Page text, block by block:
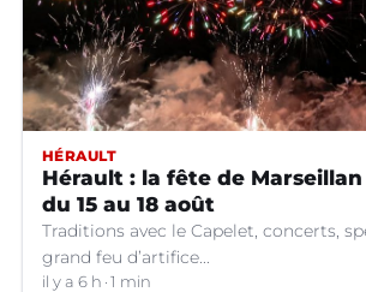
HÉRAULT
Hérault : la fête de
du 15 au 18 août
Traditions avec le Capelet, concerts,
grand feu d’artifice...
il y a 6 h 1 min